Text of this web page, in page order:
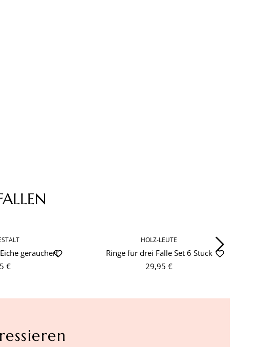
geräuchert
€
HOLZ-LEUTE
Ringe für drei Fälle Set 6 Stück
29,95 €